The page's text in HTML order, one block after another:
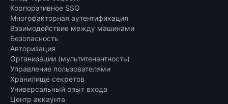
Корпоративное SSO
Многофакторная аутентификация
Взаимодействие между машинами
Безопасность
Авторизация
Организации (мультитенантность)
Управление пользователями
Хранилище секретов
Универсальный опыт входа
Центр аккаунта